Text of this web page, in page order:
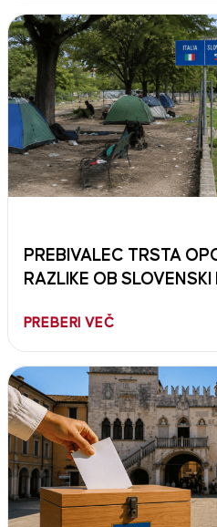
PREBIVALEC TRSTA
RAZLIKE OB SLOVENSKI
PREBERI VEČ